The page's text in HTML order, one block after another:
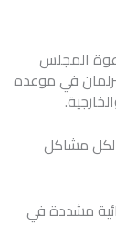
المجلس
في موعده
لكل مشاكل
احترازية ووقائية مشددة في